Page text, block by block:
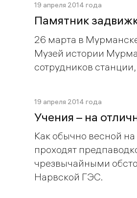
19 апреля 2014 года
Памятник
26 марта в
Музей истории
сотрудников
19 апреля 2014 года
Учения – на
Как обычно весной
проходят
чрезвычайными
Нарвской ГЭС.